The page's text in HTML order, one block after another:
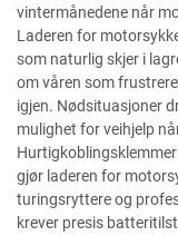
vintermånedene når
Laderen for
som naturlig skjer i
om våren som
igjen. Nødsituasjoner
mulighet for veihjelp
gjør laderen for
turingsryttere og
krever presis